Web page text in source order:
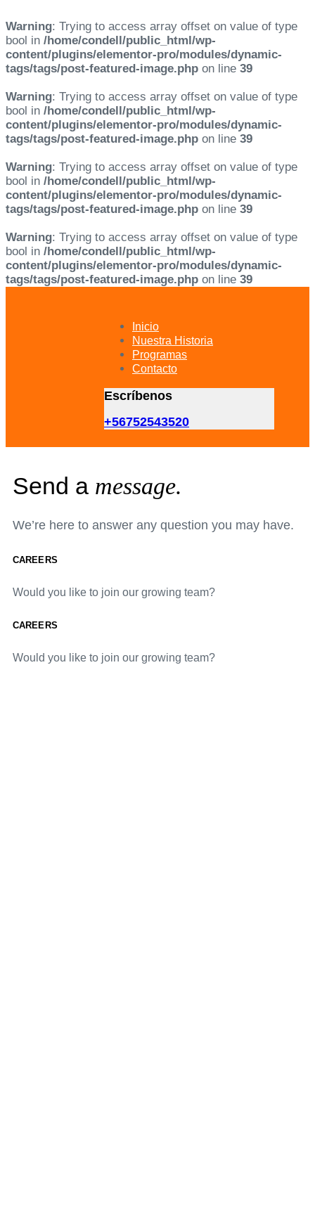
Warning: Trying to access array offset on value of type
bool in /home/condell/public_html/wp-
content/plugins/elementor-pro/modules/dynamic-
tags/tags/post-featured-image.php on line 39
Warning: Trying to access array offset on value of type
bool in /home/condell/public_html/wp-
content/plugins/elementor-pro/modules/dynamic-
tags/tags/post-featured-image.php on line 39
Warning: Trying to access array offset on value of type
bool in /home/condell/public_html/wp-
content/plugins/elementor-pro/modules/dynamic-
tags/tags/post-featured-image.php on line 39
Warning: Trying to access array offset on value of type
bool in /home/condell/public_html/wp-
content/plugins/elementor-pro/modules/dynamic-
tags/tags/post-featured-image.php on line 39
Inicio
Nuestra Historia
Programas
Contacto
Escríbenos
+56752543520
Send a message.
We’re here to answer any question you may have.
CAREERS
Would you like to join our growing team?
CAREERS
Would you like to join our growing team?